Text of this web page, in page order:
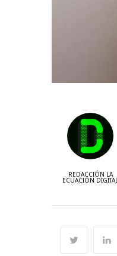
REDACCIÓN LA
ECUACIÓN DIGITAL